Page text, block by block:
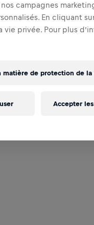
campagnes
En cliquant
vie privée. Pour plus
matière de protection de
Accepter